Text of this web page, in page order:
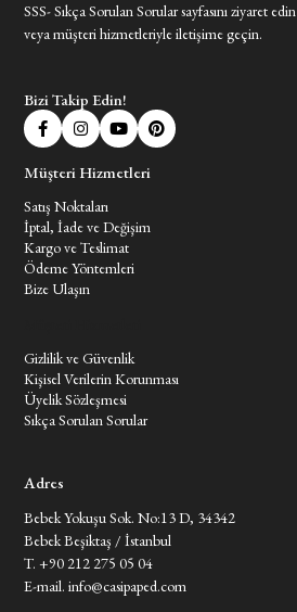
SSS- Sıkça Sorulan Sorular sayfasını ziyaret edin
veya müşteri hizmetleriyle iletişime geçin.
Bizi Takip Edin!
Müşteri Hizmetleri
Satış Noktaları
İptal, İade ve Değişim
Kargo ve Teslimat
Ödeme Yöntemleri
Bize Ulaşın
Gizlilik ve Güvenlik
Kişisel Verilerin Korunması
Üyelik Sözleşmesi
Sıkça Sorulan Sorular
Adres
Bebek Yokuşu Sok. No:13 D, 34342
Bebek Beşiktaş / İstanbul
T. +90 212 275 05 04
E-mail.info@casipaped.com